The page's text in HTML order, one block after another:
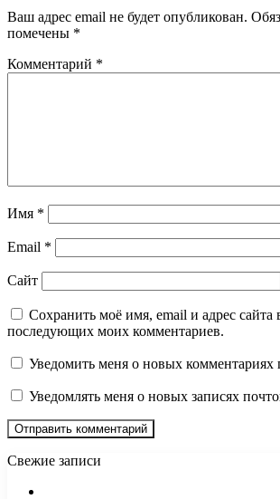
Ваш адрес email не будет опубликован.
помечены *
Комментарий *
Имя *
Email *
Сайт
Сохранить моё имя, email и адрес сайта
последующих моих комментариев.
Уведомить меня о новых комментариях
Уведомлять меня о новых записях
Свежие записи